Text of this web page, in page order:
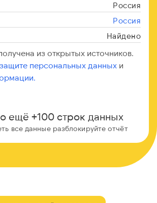
Россия
Россия
Найдено
из открытых источников.
персональных данных и
ещё +100 строк данных
все данные разблокируйте отчёт